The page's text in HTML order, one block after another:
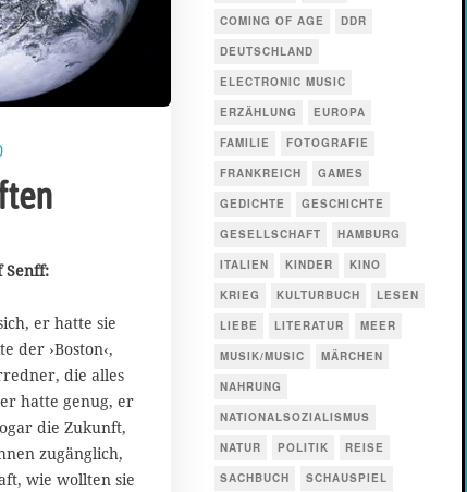
Senff:
er hatte sie
der ›Boston‹,
die alles
hatte genug, er
die Zukunft,
zugänglich,
wie wollten sie
COMING OF AGE
DDR
DEUTSCHLAND
ELECTRONIC MUSIC
ERZÄHLUNG
EUROPA
FAMILIE
FOTOGRAFIE
FRANKREICH
GAMES
GEDICHTE
GESCHICHTE
GESELLSCHAFT
HAMBURG
ITALIEN
KINDER
KINO
KRIEG
KULTURBUCH
LESEN
LIEBE
LITERATUR
MEER
MUSIK/MUSIC
MÄRCHEN
NAHRUNG
NATIONALSOZIALISMUS
NATUR
POLITIK
REISE
SACHBUCH
SCHAUSPIEL